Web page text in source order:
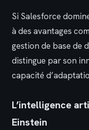
Si Salesforce
à des avantages
gestion de base de
distingue par son
capacité
L’intelligence
Einstein